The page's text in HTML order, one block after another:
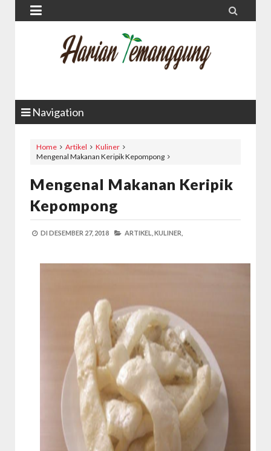
 
Navigation
Home Artikel
Kuliner
Mengenal Makanan Keripik Kepompong
Mengenal Makanan Keripik
Kepompong
DI DESEMBER 27, 2018 ARTIKEL, KULINER,